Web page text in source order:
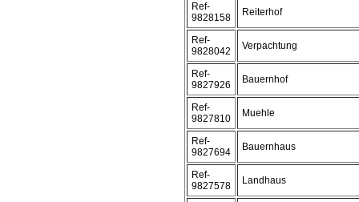
Ref-
9828158
Reiterhof
Ref-
9828042
Verpachtung
Ref-
9827926
Bauernhof
Ref-
9827810
Muehle
Ref-
9827694
Bauernhaus
Ref-
9827578
Landhaus